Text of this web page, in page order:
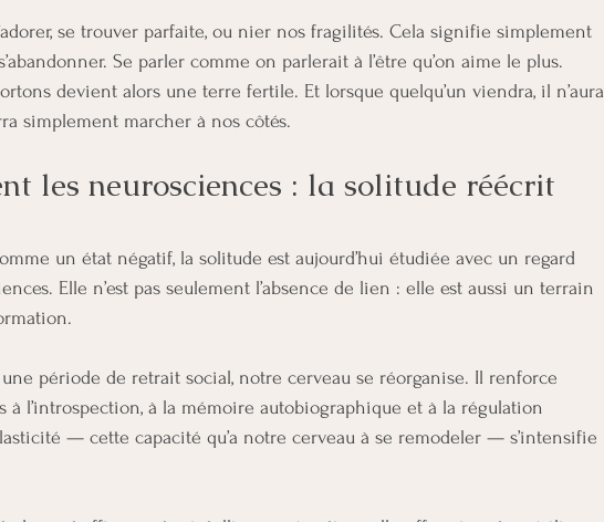
se trouver parfaite, ou nier nos fragilités. Cela signifie simplement
Se parler comme on parlerait à l’être qu’on aime le plus.
devient alors une terre fertile. Et lorsque quelqu’un viendra, il n’aura
simplement marcher à nos côtés.
les neurosciences : la solitude réécrit
un état négatif, la solitude est aujourd’hui étudiée avec un regard
Elle n’est pas seulement l’absence de lien : elle est aussi un terrain
période de retrait social, notre cerveau se réorganise. Il renforce
à l’introspection, à la mémoire autobiographique et à la régulation
— cette capacité qu’a notre cerveau à se remodeler — s’intensifie